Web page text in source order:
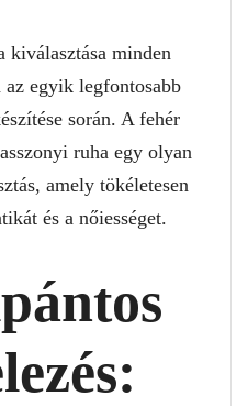
kiválasztása minden
az egyik legfontosabb
során. A fehér
ruha egy olyan
amely tökéletesen
és a nőiességet.